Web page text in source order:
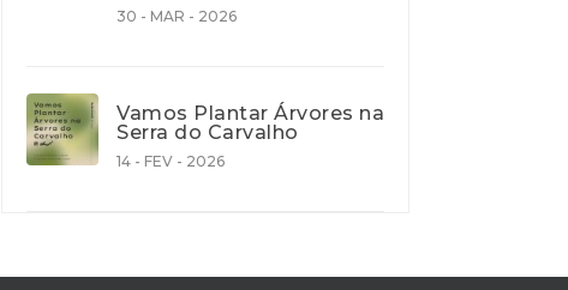
30 - MAR - 2026
Vamos Plantar Árvores na
Serra do Carvalho
14 - FEV - 2026